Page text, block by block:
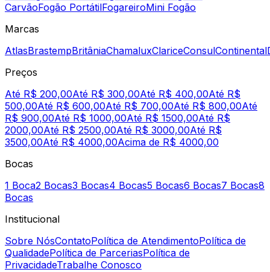
CarvãoFogão PortátilFogareiroMini Fogão
Marcas
AtlasBrastempBritâniaChamaluxClariceConsulContinental
Preços
Até R$ 200,00Até R$ 300,00Até R$ 400,00Até R$
500,00Até R$ 600,00Até R$ 700,00Até R$ 800,00Até
R$ 900,00Até R$ 1000,00Até R$ 1500,00Até R$
2000,00Até R$ 2500,00Até R$ 3000,00Até R$
3500,00Até R$ 4000,00Acima de R$ 4000,00
Bocas
1 Boca2 Bocas3 Bocas4 Bocas5 Bocas6 Bocas7 Bocas8
Bocas
Institucional
Sobre NósContatoPolítica de AtendimentoPolítica de
QualidadePolítica de ParceriasPolítica de
PrivacidadeTrabalhe Conosco